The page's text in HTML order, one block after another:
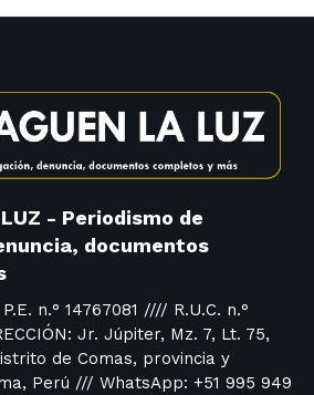
LUZ - Periodismo de
documentos
n.° 14767081 //// R.U.C. n.°
Jr. Júpiter, Mz. 7, Lt. 75,
de Comas, provincia y
Perú /// WhatsApp: +51 995 949